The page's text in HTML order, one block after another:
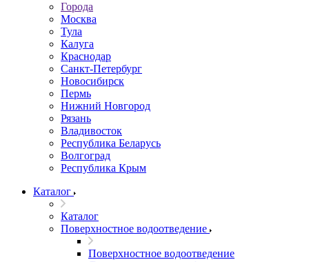
Города
Москва
Тула
Калуга
Краснодар
Санкт-Петербург
Новосибирск
Пермь
Нижний Новгород
Рязань
Владивосток
Республика Беларусь
Волгоград
Республика Крым
Каталог
Каталог
Поверхностное водоотведение
Поверхностное водоотведение